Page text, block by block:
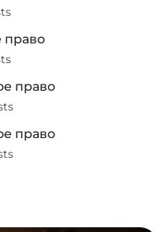
право
право
право